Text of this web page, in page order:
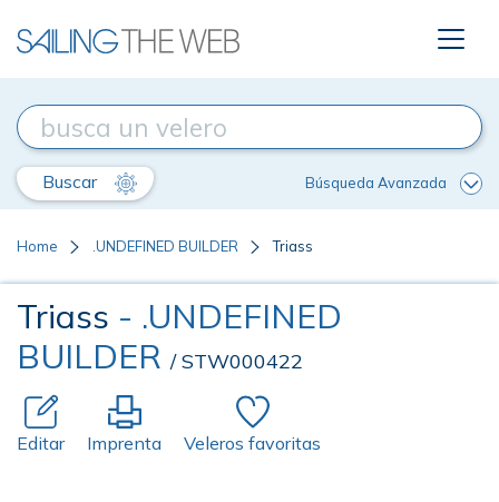
Buscar Búsqueda Avanzada
Home .UNDEFINED BUILDER Triass
Triass - .UNDEFINED
BUILDER / STW000422
Editar Imprenta Veleros favoritas